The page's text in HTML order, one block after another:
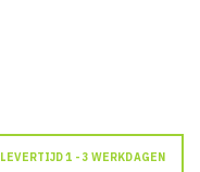
LEVERTIJD 1 - 3 WERKDAGEN